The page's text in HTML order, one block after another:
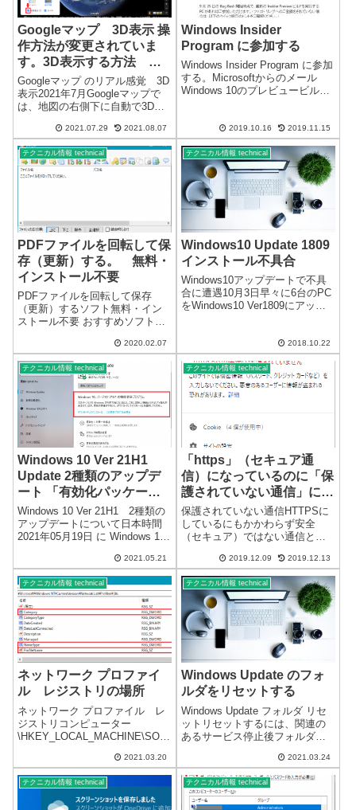
Googleマップ 3D表示 操
作方法が変更されていま
す。3D表示する方法
2021年7月
Googleマップ のリアル感覚 3D
表示2021年7月Googleマップで
は、地図の右側下に自動で3Dマ
最近では、Googleマップ起動時
に3Dマークが表示されなくなり
ました。Googleマップの仕様が
変更にな...
2021.07.29 2021.08.07
Windows Insider
Program に参加する
Windows Insider Program に参加
する。Microsoftからのメール
Windows 10のプレビュービルド
る。 あまり使用していないパソ
コンがあったので設定...
2019.10.16 2019.11.15
テクニカル情報 technical
PDFファイルを回転して保
存（更新）する。 無料・
インストール不要
PDFファイルを回転して保存
（更新）するソフト無料・イン
ストール不要 おすすめソフト紹
するには、無料の「Adobe
Acrobat Reader DC」で出来ます
が、保存して残すことが出来ま
せん。元ファイルは回...
2020.02.07
テクニカル情報 technical
Windows10 Update 1809
インストール不具合
Windows10アップデートで不具
合に遭遇10月3日早々に6台のPC
をWindows10 Ver1809にアップ
ィックカードを使用していたの
が原因のようです。アップデー
ト後、...
2018.10.22
テクニカル情報 technical
Windows 10 Ver 21H1
Update 2種類のアップデ
ート 「有効化パッケー
ジ」
Windows 10 Ver 21H1 2種類の
アップデートについて日本時間
2021年05月19日 に Windows 10
可能になりました。それぞれ、
機種の異なるパソコン8台をアッ
プデートしました...
2021.05.21
テクニカル情報 technical
「https」（セキュア通
信）になっているのに「保
護されていない通信」にな
る
保護されていない通信HTTPSに
しているにもかかわらず安全
（セキュア）ではない通信と表
ウザでの表示セキュア通信であ
れば、鍵マークが表示されま
す。HTTPSになっていても鍵マ
ークが表示されないことがあり
ます。Mic...
2019.12.09 2019.12.13
テクニカル情報 technical
ネットワーク プロファイ
ル レジストリの場所
ネットワーク プロファイル レ
ジストリコンピューター
\HKEY_LOCAL_MACHINE\SOF
NT\CurrentVersion\NetworkList\P
rofiles\（ランダムな英数...
2021.03.20
テクニカル情報 technical
Windows Update のフォ
ルダをリセットする
Windows Update フォルダ リセ
ットリセットするには、関連の
あるサービス停止後フォルダの
動または、サービス開始を行い
ます。Windows Update フォルダ
リセット「UsoSvc」
「DoSvc」...
2021.03.24
テクニカル情報 technical テクニカル情報 technical